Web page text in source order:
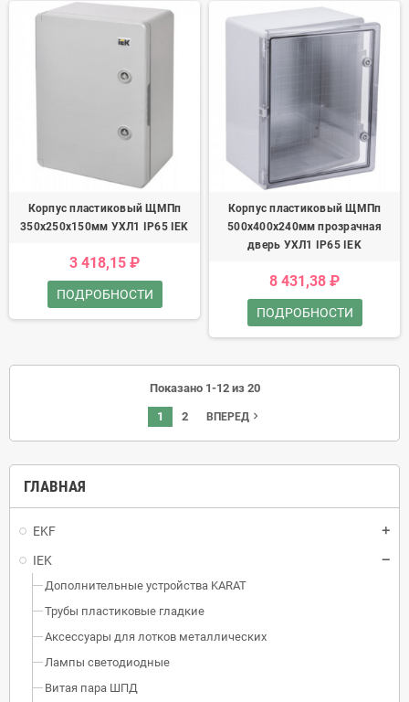
ГЛАВНАЯ
EKF
IEK
Дополнительные устройства KARAT
Трубы пластиковые гладкие
Аксессуары для лотков металлических
Лампы светодиодные
Витая пара ШПД
Корпус пластиковый ЩМПп
350х250х150мм УХЛ1 IP65 IEK
3 418,15 ₽
ПОДРОБНОСТИ
Корпус пластиковый ЩМПп
500х400х240мм прозрачная
дверь УХЛ1 IP65 IEK
8 431,38 ₽
ПОДРОБНОСТИ
Показано 1-12 из 20
1 2 ВПЕРЕДnavigate_next